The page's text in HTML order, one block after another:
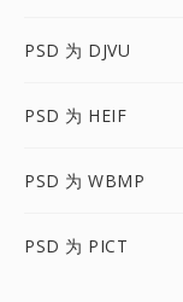
PSD 为 DJVU
PSD 为 HEIF
PSD 为 WBMP
PSD 为 PICT